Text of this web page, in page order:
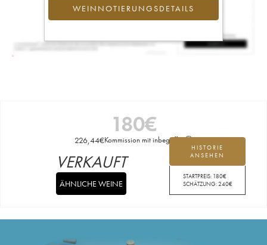
WEINNOTIERUNGSDETAILS
180€
226,44€Kommission mit inbegriffen
HISTORIE
ANSEHEN
STARTPREIS: 180€
SCHÄTZUNG:240€
VERKAUFT
ÄHNLICHE WEINE